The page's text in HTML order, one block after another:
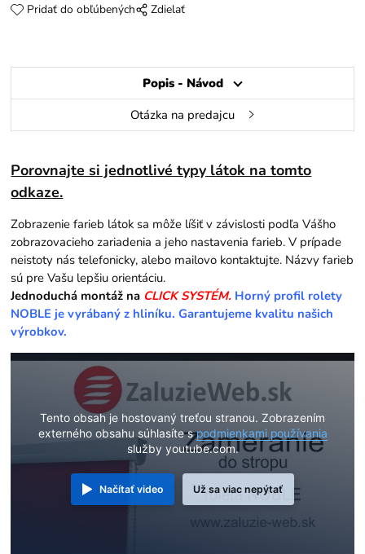
Pridať do obľúbených Zdielať
Popis - Návod
Otázka na predajcu
Porovnajte si jednotlivé typy látok na tomto
odkaze.
Zobrazenie farieb látok sa môže líšiť v závislosti podľa Vášho
zobrazovacieho zariadenia a jeho nastavenia farieb. V prípade
neistoty nás telefonicky, alebo mailovo kontaktujte. Názvy farieb
sú pre Vašu lepšiu orientáciu.
Jednoduchá montáž na CLICK SYSTÉM. Horný profil rolety
NOBLE je vyrábaný z hliníku. Garantujeme kvalitu našich
výrobkov.
Tento obsah je hostovaný treťou stranou. Zobrazením
externého obsahu súhlasíte spodmienkami používania
služby youtube.com.
Načítať video Už sa viac nepýtať